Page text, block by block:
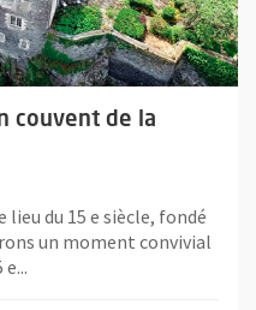
couvent de la
du 15 e siècle, fondé
un moment convivial